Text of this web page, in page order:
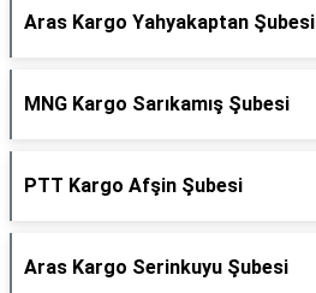
Aras Kargo Yahyakaptan Şubesi
MNG Kargo Sarıkamış Şubesi
PTT Kargo Afşin Şubesi
Aras Kargo Serinkuyu Şubesi